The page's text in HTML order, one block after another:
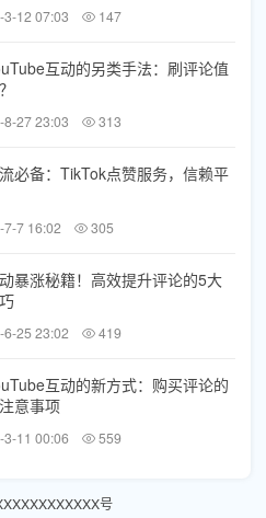
3-12 07:03 147
互动的另类手法：刷评论值
8-27 23:03 313
必备：TikTok点赞服务，信赖平
7-7 16:02 305
暴涨秘籍！高效提升评论的5大
6-25 23:02 419
互动的新方式：购买评论的
意事项
3-11 00:06 559
号